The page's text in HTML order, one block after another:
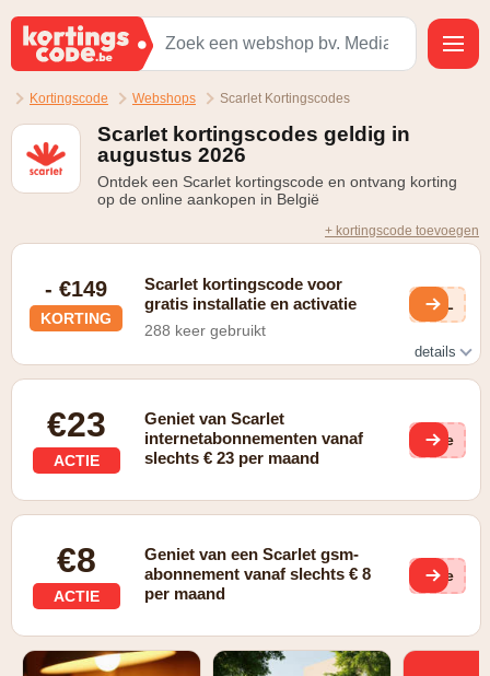
Kortingscode Webshops Scarlet Kortingscodes
Scarlet kortingscodes geldig in
augustus 2026
Ontdek een Scarlet kortingscode en ontvang korting
op de online aankopen in België
+ kortingscode toevoegen
- €149
KORTING
Scarlet kortingscode voor
gratis installatie en activatie
288 keer gebruikt
AGL
details
€23
ACTIE
Geniet van Scarlet
internetabonnementen vanaf
slechts € 23 per maand
(ge
€8
ACTIE
Geniet van een Scarlet gsm-
abonnement vanaf slechts € 8
per maand
(ge